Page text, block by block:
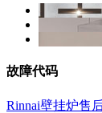
故障代码
Rinnai壁挂炉售